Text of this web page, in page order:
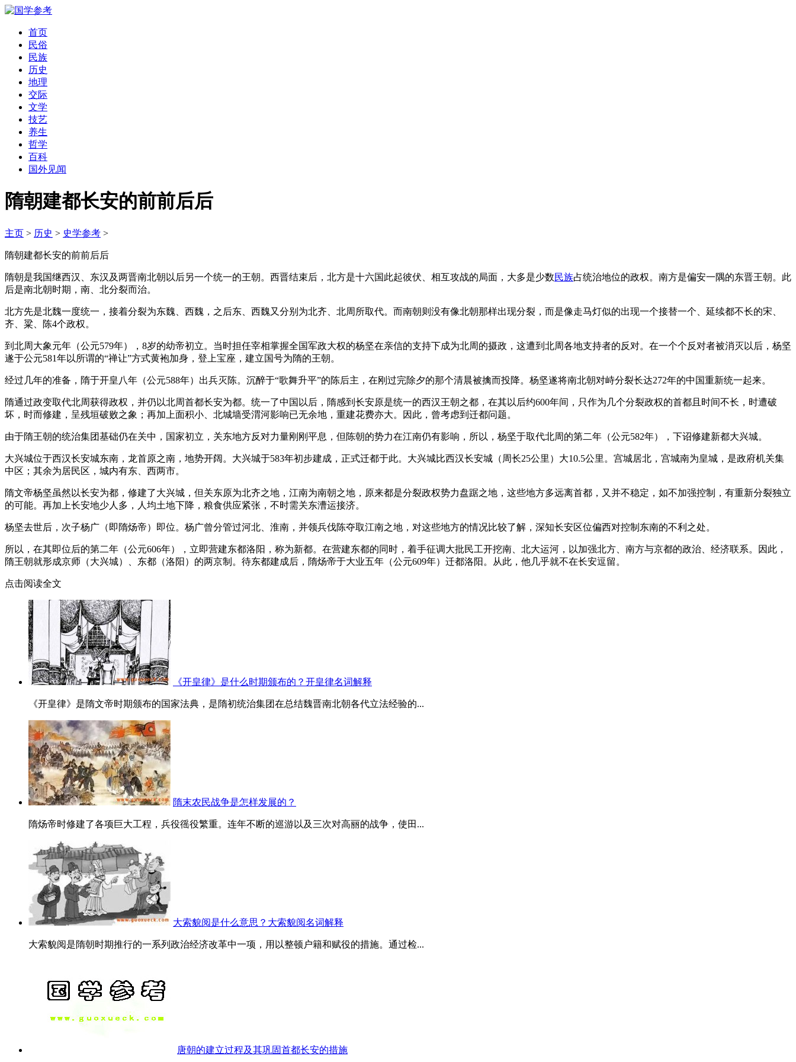
首页
民俗
民族
历史
地理
交际
文学
技艺
养生
哲学
百科
国外见闻
隋朝建都长安的前前后后
主页 > 历史 > 史学参考 >
隋朝建都长安的前前后后
隋朝是我国继西汉、东汉及两晋南北朝以后另一个统一的王朝。西晋结束后，北方是十六国此起彼伏、相互攻战的局面，大多是少数民族占统治地位的政权。南方是偏安一隅的东晋王朝。此
后是南北朝时期，南、北分裂而治。
北方先是北魏一度统一，接着分裂为东魏、西魏，之后东、西魏又分别为北齐、北周所取代。而南朝则没有像北朝那样出现分裂，而是像走马灯似的出现一个接替一个、延续都不长的宋、
齐、粱、陈4个政权。
到北周大象元年（公元579年），8岁的幼帝初立。当时担任宰相掌握全国军政大权的杨坚在亲信的支持下成为北周的摄政，这遭到北周各地支持者的反对。在一个个反对者被消灭以后，杨坚
遂于公元581年以所谓的“禅让”方式黄袍加身，登上宝座，建立国号为隋的王朝。
经过几年的准备，隋于开皇八年（公元588年）出兵灭陈。沉醉于“歌舞升平”的陈后主，在刚过完除夕的那个清晨被擒而投降。杨坚遂将南北朝对峙分裂长达272年的中国重新统一起来。
隋通过政变取代北周获得政权，并仍以北周首都长安为都。统一了中国以后，隋感到长安原是统一的西汉王朝之都，在其以后约600年间，只作为几个分裂政权的首都且时间不长，时遭破
坏，时而修建，呈残垣破败之象；再加上面积小、北城墙受渭河影响已无余地，重建花费亦大。因此，曾考虑到迁都问题。
由于隋王朝的统治集团基础仍在关中，国家初立，关东地方反对力量刚刚平息，但陈朝的势力在江南仍有影响，所以，杨坚于取代北周的第二年（公元582年），下诏修建新都大兴城。
大兴城位于西汉长安城东南，龙首原之南，地势开阔。大兴城于583年初步建成，正式迁都于此。大兴城比西汉长安城（周长25公里）大10.5公里。宫城居北，宫城南为皇城，是政府机关集
中区；其余为居民区，城内有东、西两市。
隋文帝杨坚虽然以长安为都，修建了大兴城，但关东原为北齐之地，江南为南朝之地，原来都是分裂政权势力盘踞之地，这些地方多远离首都，又并不稳定，如不加强控制，有重新分裂独立
的可能。再加上长安地少人多，人均土地下降，粮食供应紧张，不时需关东漕运接济。
杨坚去世后，次子杨广（即隋炀帝）即位。杨广曾分管过河北、淮南，并领兵伐陈夺取江南之地，对这些地方的情况比较了解，深知长安区位偏西对控制东南的不利之处。
所以，在其即位后的第二年（公元606年），立即营建东都洛阳，称为新都。在营建东都的同时，着手征调大批民工开挖南、北大运河，以加强北方、南方与京都的政治、经济联系。因此，
隋王朝就形成京师（大兴城）、东都（洛阳）的两京制。待东都建成后，隋炀帝于大业五年（公元609年）迁都洛阳。从此，他几乎就不在长安逗留。
点击阅读全文
《开皇律》是什么时期颁布的？开皇律名词解释
《开皇律》是隋文帝时期颁布的国家法典，是隋初统治集团在总结魏晋南北朝各代立法经验的...
隋末农民战争是怎样发展的？
隋炀帝时修建了各项巨大工程，兵役徭役繁重。连年不断的巡游以及三次对高丽的战争，使田...
大索貌阅是什么意思？大索貌阅名词解释
大索貌阅是隋朝时期推行的一系列政治经济改革中一项，用以整顿户籍和赋役的措施。通过检...
唐朝的建立过程及其巩固首都长安的措施